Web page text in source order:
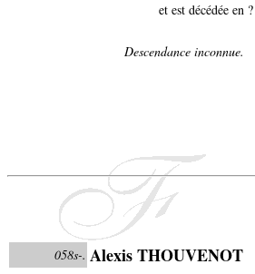
et est décédée en ?
Descendance inconnue.
058s-. Alexis THOUVENOT